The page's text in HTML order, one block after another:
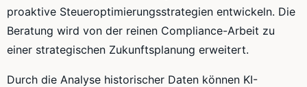
proaktive Steueroptimierungsstrategien entwickeln. Die
Beratung wird von der reinen Compliance-Arbeit zu
einer strategischen Zukunftsplanung erweitert.
Durch die Analyse historischer Daten können KI-